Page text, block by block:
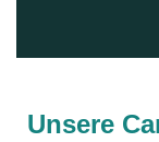
Unsere